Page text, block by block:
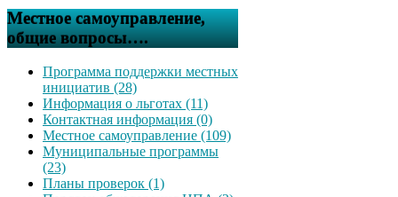
Местное самоуправление,
общие вопросы….
Программа поддержки местных
инициатив (28)
Информация о льготах (11)
Контактная информация (0)
Местное самоуправление (109)
Муниципальные программы
(23)
Планы проверок (1)